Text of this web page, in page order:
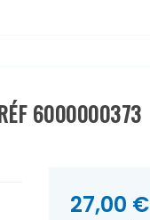
6000000373
27,00 €